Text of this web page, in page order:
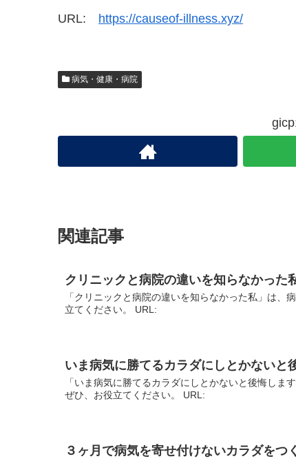
URL: https://causeof-illness.xyz/
病気・健康・病院
関連記事
クリニックと病院の違いを知らなかった
「クリニックと病院の違いを知らなかった私」は
立てください。 URL:
いま病気に勝てるカラダにしとかないと
「いま病気に勝てるカラダにしとかないと後悔しま
ぜひ、お役立てください。 URL:
３ヶ月で病気を寄せ付けないカラダをつ